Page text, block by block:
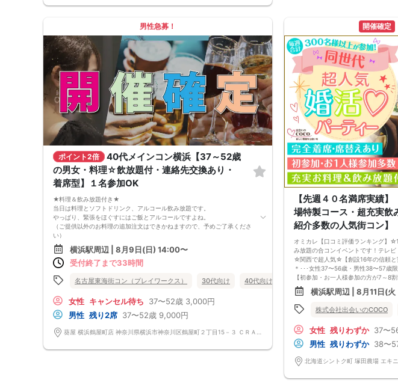
オススメです
完全着席スタイルですのでひとりぼっちになることはありません！お一人
様参加者様同士の席の配置。
《恋人、友人、人脈、必ず出会える！関西で超人気の飲み会！が東京上
陸！》
□結婚がしたい
□恋人が欲しい
□友人を増やしたい
□人脈を広げたい
□日常に刺激が欲しい
□お酒が大好き
□楽しいことが大好き
□飲み会が大好き
□みんなでワイワイしたい人
□確実に出会える街コンに参加したい人
□一緒に合コン・コンパに行ける飲み友が欲しい人
□家と職場の往復の毎日を変えたい人
《フード》
【塚田農場名物！店仕込みザンギ】【街コン限定プリン】
飲み放題と大満足なお料理を提供♪
《シェフ自慢のコース料理》
【産地直送・国産鶏肉】皆様に満足していただけるように、お店と打ち合
わせを重ね、こだわりのフードを提供いただいております♪
心もお腹も満足していただけますよ♪
・農場サラダ
・日替わりポテト
・名物！店仕込みザンギ
・シェフの気まぐれパスタ
・街コン限定プリン
フードを提供いただいております♪
※写真はイメージです、仕入れ状況によりコース内容が変更となる場合が
ございます。
☆店員さんがご丁寧に一杯ずつ手作り致します！
□ビール（サッポロ黒ラベル）
からになりますが、当日に参加者の
判断人数を下回った場合、一切返金
ください。
4. イベントページ内の「お申し込み
加人数、男女比率と異なる可能性がご
5. 当日は店舗の外ではなく店舗内で
「街コンで来た」旨をお伝えください
6. お釣りの用意はございませんので
7. 当日は年齢確認のできる身分証を
でないことが発覚した場合、参加費
8. 15分以上の遅刻はキャンセルとみ
9. 当日受付にお越しになってからの
せん。
10. イベント中止に伴うユーザーへの
通費、宿泊費、通信費等の返金は行い
11. 領収書の発行はいたしかねます。
お申し込みが完了した時点で上記す
す。8/9(日)40代メインコン横浜
男性急募！
ポイント2倍
40代メインコン横浜【37～52歳
の男女・料理☆飲放題付・連絡先交換あり・
着席型】１名参加OK
★料理＆飲み放題付き★
当日は料理とソフトドリンク、アルコール飲み放題です。
やっぱり、緊張をほぐすにはご飯とアルコールですよね。
（ご提供以外のお料理の追加注文はできかねますので、予めご了承くださ
い）
★1名参加OK★
他の1名参加の方とペアになりますし、友達作りにも最適です。
基本的には２：２のグループトークとなります。
★プロフィールカードにより会話のキッカケもバッチリ★
なんてことは絶対ありません！
プロフィールカードを活用し、「はじめまして」から会話を楽しみましょ
う。
完全着席型で席替えはできる限り行います。
絡先交換ができなかった」なんてことはありません。
横浜駅周辺 | 8月9日(日) 14:00〜
受付終了まで33時間
名古屋東海街コン（プレイワークス） 30代向け 40代向け 50代向け 街コン 食事あり
女性 キャンセル待ち 37〜52歳 3,000円
男性 残り2席 37〜52歳 9,000円
開催確定
【先週４０名満席実績
場特製コース・超充実
紹介多数の人気街コン】
オミカレ【口コミ評価ランキング】
み放題の合コンイベントです！テレ
☆関西で超人気☆【創設16年の信頼と
＊･･･女性37〜56歳・男性38〜57歳
【初参加・お一人様参加の方が7～8割
安心してご参加ください♪
お一人様でも気軽に参加できるparty☆
当イベントスタッフが参加者様の立場
にサポートします♪
の有名店で合コンPARTY■□
嬉しい！お料理はビュッフェ形式では
お持ちいたします！
お店自慢のお料理を召し上がって頂
頂きたいと思います。
横浜駅周辺 | 8月11日(
株式会社出会いのCOCO
女性 残りわずか 37〜
男性 残りわずか 38〜